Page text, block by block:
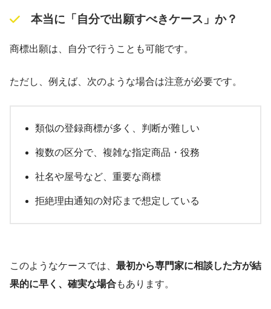
本当に「自分で出願すべきケース」か？
商標出願は、自分で行うことも可能です。
ただし、例えば、次のような場合は注意が必要です。
類似の登録商標が多く、判断が難しい
複数の区分で、複雑な指定商品・役務
社名や屋号など、重要な商標
拒絶理由通知の対応まで想定している
このようなケースでは、 最初から専門家に相談した方が結
果的に早く、確実な場合もあります。